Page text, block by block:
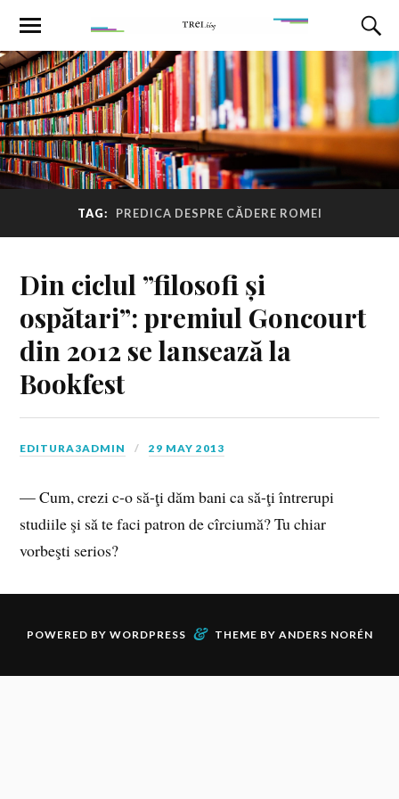
TAG: PREDICA DESPRE CĂDERE ROMEI
Din ciclul ”filosofi și
ospătari”: premiul Goncourt
din 2012 se lansează la
Bookfest
EDITURA3ADMIN 29 MAY 2013
— Cum, crezi c-o să-ţi dăm bani ca să-ţi întrerupi
studiile şi să te faci patron de cîrciumă? Tu chiar
vorbeşti serios?
POWERED BY WORDPRESS & THEME BY ANDERS NORÉN